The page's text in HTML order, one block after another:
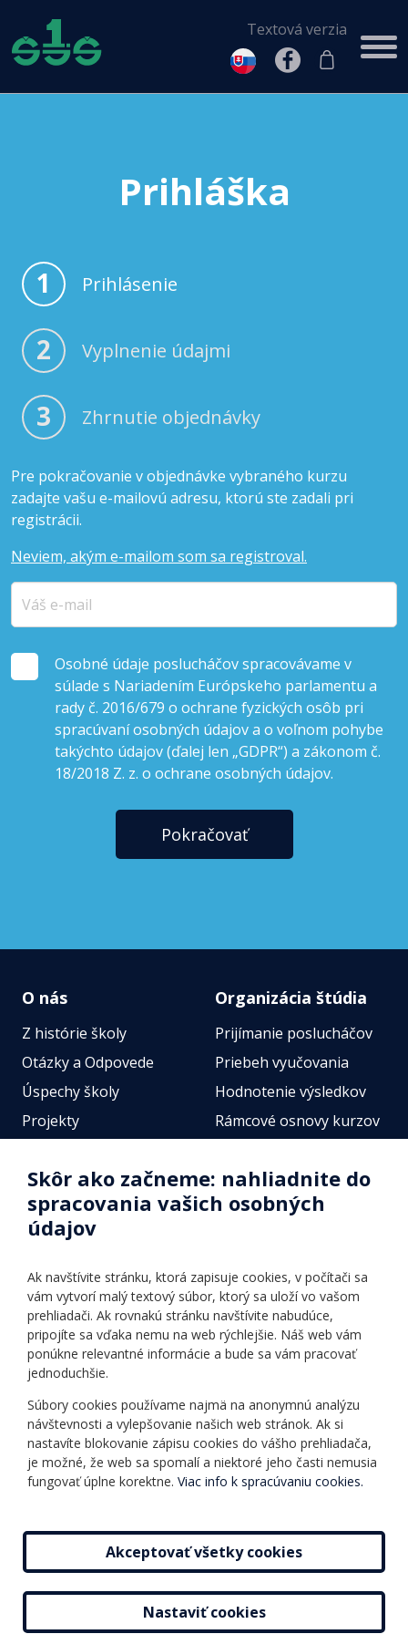
Textová verzia
Prihláška
1 Prihlásenie
2 Vyplnenie údajmi
3 Zhrnutie objednávky
Pre pokračovanie v objednávke vybraného kurzu
zadajte vašu e-mailovú adresu, ktorú ste zadali pri
registrácii.
Neviem, akým e-mailom som sa registroval.
Osobné údaje poslucháčov spracovávame v
súlade s Nariadením Európskeho parlamentu a
rady č. 2016/679 o ochrane fyzických osôb pri
spracúvaní osobných údajov a o voľnom pohybe
takýchto údajov (ďalej len „GDPR“) a zákonom č.
18/2018 Z. z. o ochrane osobných údajov.
Pokračovať
O nás
Z histórie školy
Otázky a Odpovede
Úspechy školy
Projekty
Fotogalérie
Identifikačné údaje školy
Úradné hodiny
Vnútorný poriadok
Organizácia štúdia
Prijímanie poslucháčov
Priebeh vyučovania
Hodnotenie výsledkov
Rámcové osnovy kurzov
Online testy
Ponuka jazykov
Informácie o kurzoch
Online testy
Ako si vybrať a kúpiť
kurz
Príspevky
Rozvrh hodín
Ochrana osobných
údajov
Všeobecné obchodné
podmienky
Skôr ako začneme: nahliadnite do
spracovania vašich osobných
údajov
Ak navštívite stránku, ktorá zapisuje cookies, v počítači sa
vám vytvorí malý textový súbor, ktorý sa uloží vo vašom
prehliadači. Ak rovnakú stránku navštívite nabudúce,
pripojíte sa vďaka nemu na web rýchlejšie. Náš web vám
ponúkne relevantné informácie a bude sa vám pracovať
jednoduchšie.
Súbory cookies používame najmä na anonymnú analýzu
návštevnosti a vylepšovanie našich web stránok. Ak si
nastavíte blokovanie zápisu cookies do vášho prehliadača,
je možné, že web sa spomalí a niektoré jeho časti nemusia
fungovať úplne korektne. Viac info k spracúvaniu cookies.
Akceptovať všetky cookies
Nastaviť cookies